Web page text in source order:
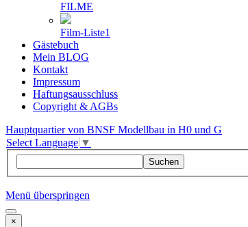
FILME
Film-Liste1
Gästebuch
Mein BLOG
Kontakt
Impressum
Haftungsausschluss
Copyright & AGBs
Hauptquartier von BNSF Modellbau in H0 und G
Select Language ▼
Suchen
Menü überspringen
×